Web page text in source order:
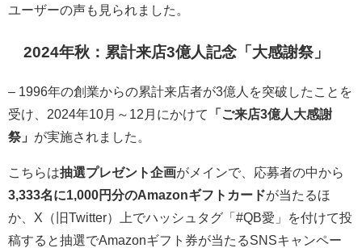
ユーザーの声も見られました。
2024年秋：累計来店3億人記念「大感謝祭」
– 1996年の創業からの累計来店者が3億人を突破したことを
受け、2024年10月～12月にかけて
「ご来店3億人大感謝
祭」 が実施されました。
こちらは抽選プレゼント企画がメインで、応募者の中から
3,333名に1,000円分のAmazonギフトカードが当たるほ
か、X（旧Twitter）上でハッシュタグ「#QB愛」を付けて投
稿すると抽選でAmazonギフト券が当たるSNSキャンペー